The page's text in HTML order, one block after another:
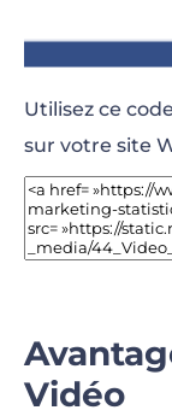
Utilisez ce
sur votre site
Vidéo